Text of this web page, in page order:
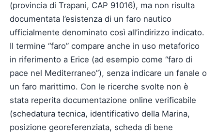
(provincia di Trapani, CAP 91016), ma non risulta
documentata l’esistenza di un faro nautico
ufficialmente denominato così all’indirizzo indicato.
Il termine “faro” compare anche in uso metaforico
in riferimento a Erice (ad esempio come “faro di
pace nel Mediterraneo”), senza indicare un fanale o
un faro marittimo. Con le ricerche svolte non è
stata reperita documentazione online verificabile
(schedatura tecnica, identificativo della Marina,
posizione georeferenziata, scheda di bene